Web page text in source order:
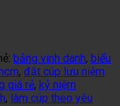
bảng vinh danh, biểu
, đặt cúp lưu niệm
giá rẻ, kỷ niệm
, làm cúp theo yêu